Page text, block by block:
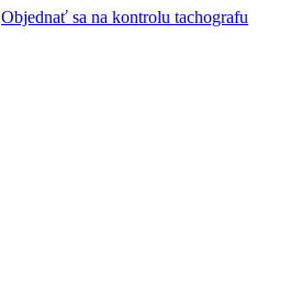
Objednať sa na kontrolu tachografu